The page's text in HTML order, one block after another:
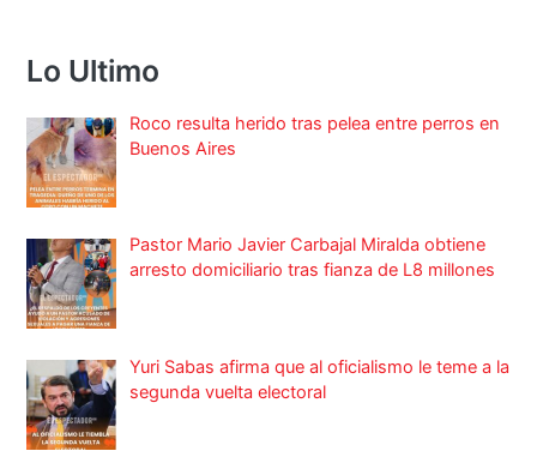
Lo Ultimo
Roco resulta herido tras pelea entre perros en
Buenos Aires
Pastor Mario Javier Carbajal Miralda obtiene
arresto domiciliario tras fianza de L8 millones
Yuri Sabas afirma que al oficialismo le teme a la
segunda vuelta electoral